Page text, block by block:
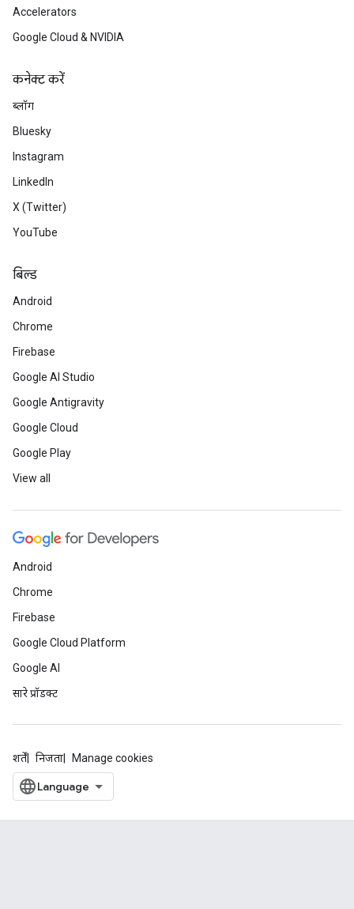
Accelerators
Google Cloud & NVIDIA
कनेक्ट करें
ब्लॉग
Bluesky
Instagram
LinkedIn
X (Twitter)
YouTube
बिल्ड
Android
Chrome
Firebase
Google AI Studio
Google Antigravity
Google Cloud
Google Play
View all
Android
Chrome
Firebase
Google Cloud Platform
Google AI
सारे प्रॉडक्ट
शर्तें निजता Manage cookies